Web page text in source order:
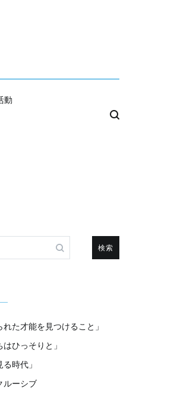
動
れた才能を見つけること」
はひっそりと」
る時代」
ルーシブ